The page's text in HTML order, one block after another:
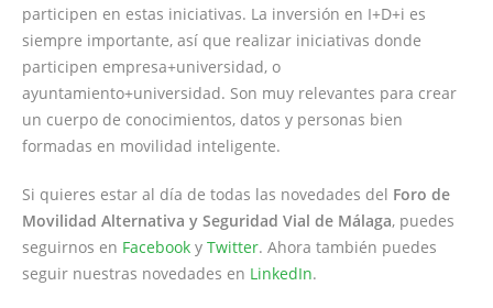
participen en estas iniciativas. La inversión en I+D+i es
siempre importante, así que realizar iniciativas donde
participen empresa+universidad, o
ayuntamiento+universidad. Son muy relevantes para crear
un cuerpo de conocimientos, datos y personas bien
formadas en movilidad inteligente.
Si quieres estar al día de todas las novedades del Foro de
Movilidad Alternativa y Seguridad Vial de Málaga, puedes
seguirnos en Facebook y Twitter. Ahora también puedes
seguir nuestras novedades en LinkedIn.